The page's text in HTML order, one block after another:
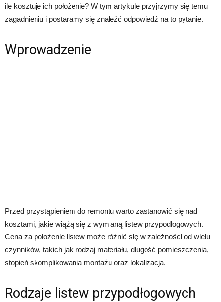
ile kosztuje ich położenie? W tym artykule przyjrzymy się temu
zagadnieniu i postaramy się znaleźć odpowiedź na to pytanie.
Wprowadzenie
Przed przystąpieniem do remontu warto zastanowić się nad
kosztami, jakie wiążą się z wymianą listew przypodłogowych.
Cena za położenie listew może różnić się w zależności od wielu
czynników, takich jak rodzaj materiału, długość pomieszczenia,
stopień skomplikowania montażu oraz lokalizacja.
Rodzaje listew przypodłogowych